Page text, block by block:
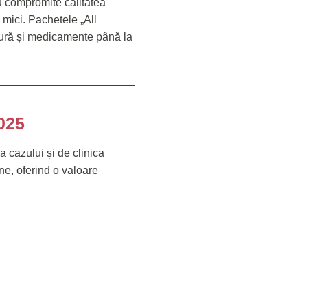
compromite calitatea
Pachetele „All
și medicamente până la
cazului și de clinica
oferind o valoare